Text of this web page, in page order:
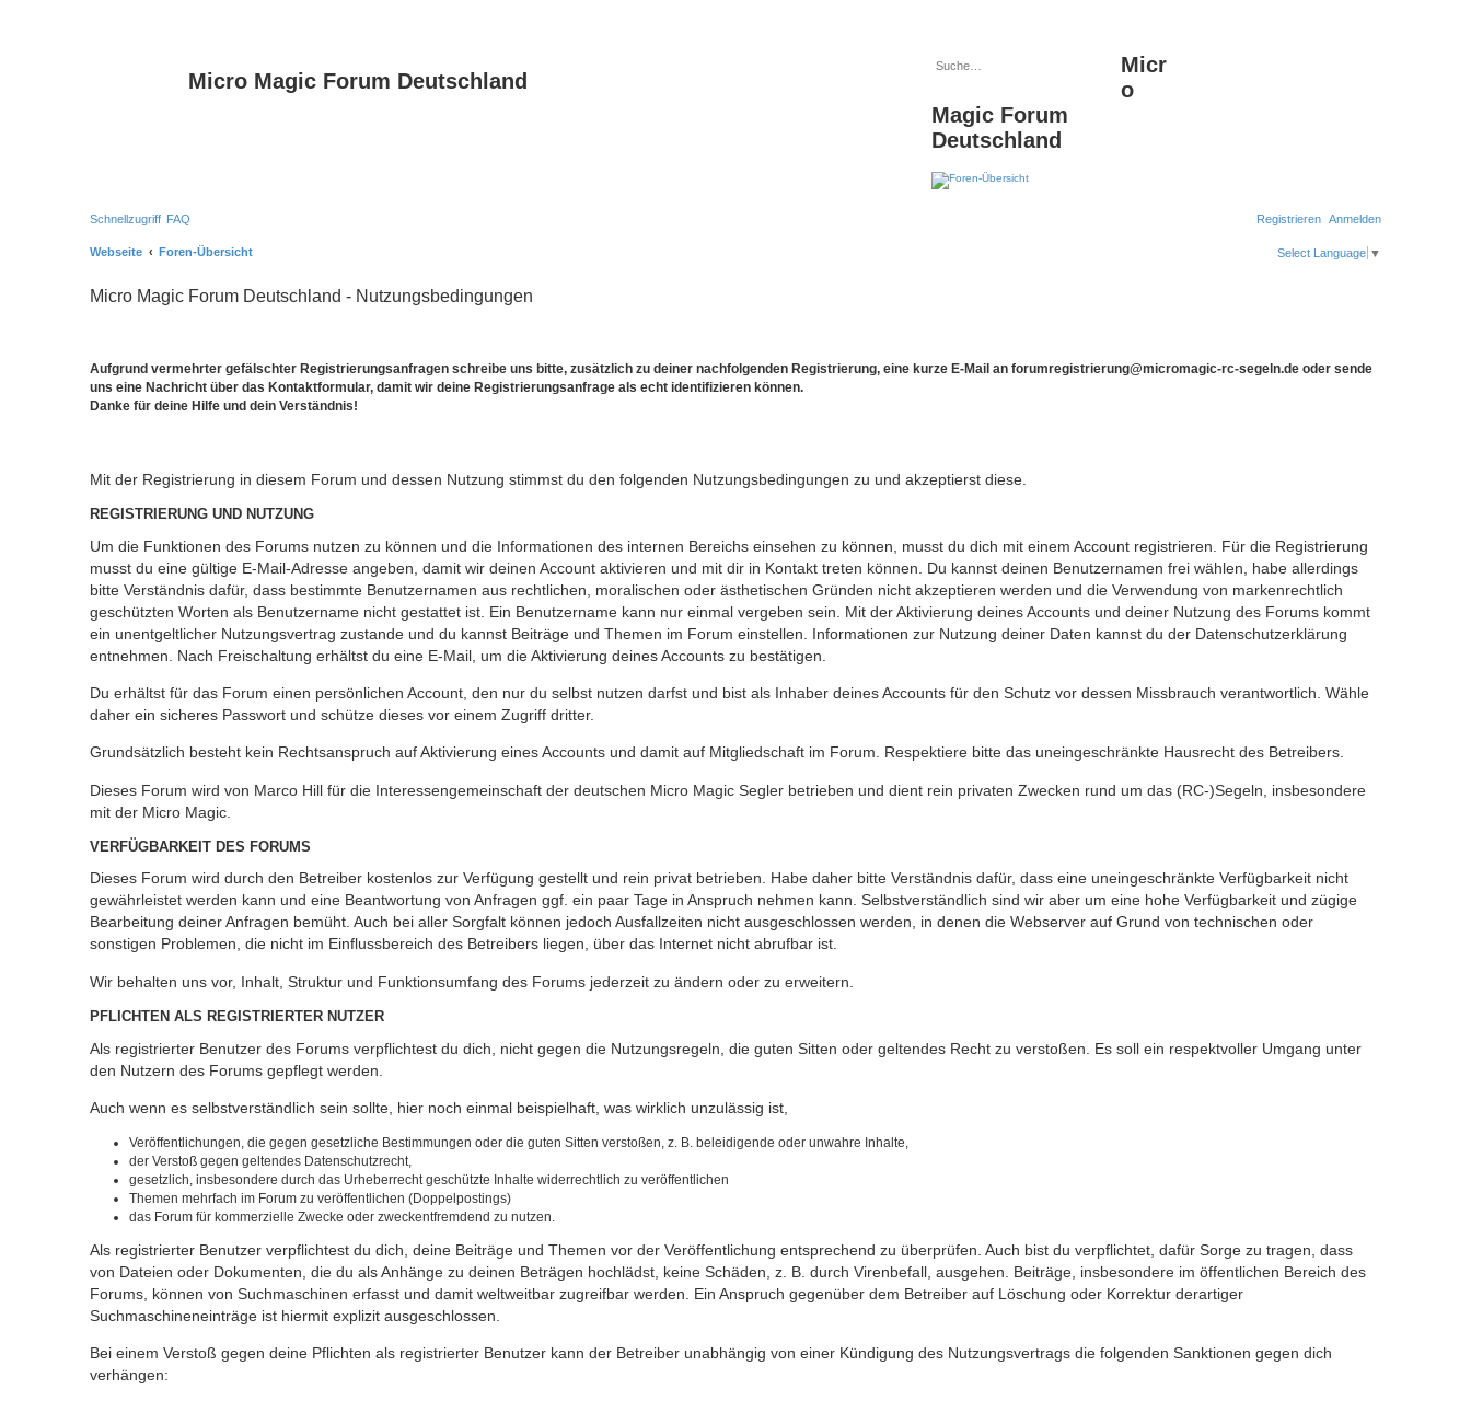
Micro Magic Forum Deutschland
Suche
Erweiterte Suche
Micr
o
Magic Forum
Deutschland
Schnellzugriff FAQ Anmelden
Registrieren
Webseite Foren-Übersicht Select Language ▼
Micro Magic Forum Deutschland - Nutzungsbedingungen
Aufgrund vermehrter gefälschter Registrierungsanfragen schreibe uns bitte, zusätzlich zu deiner nachfolgenden Registrierung, eine kurze E-Mail an forumregistrierung@micromagic-rc-segeln.de oder sende
uns eine Nachricht über das Kontaktformular, damit wir deine Registrierungsanfrage als echt identifizieren können.
Danke für deine Hilfe und dein Verständnis!
Mit der Registrierung in diesem Forum und dessen Nutzung stimmst du den folgenden Nutzungsbedingungen zu und akzeptierst diese.
REGISTRIERUNG UND NUTZUNG
Um die Funktionen des Forums nutzen zu können und die Informationen des internen Bereichs einsehen zu können, musst du dich mit einem Account registrieren. Für die Registrierung
musst du eine gültige E-Mail-Adresse angeben, damit wir deinen Account aktivieren und mit dir in Kontakt treten können. Du kannst deinen Benutzernamen frei wählen, habe allerdings
bitte Verständnis dafür, dass bestimmte Benutzernamen aus rechtlichen, moralischen oder ästhetischen Gründen nicht akzeptieren werden und die Verwendung von markenrechtlich
geschützten Worten als Benutzername nicht gestattet ist. Ein Benutzername kann nur einmal vergeben sein. Mit der Aktivierung deines Accounts und deiner Nutzung des Forums kommt
ein unentgeltlicher Nutzungsvertrag zustande und du kannst Beiträge und Themen im Forum einstellen. Informationen zur Nutzung deiner Daten kannst du der Datenschutzerklärung
entnehmen. Nach Freischaltung erhältst du eine E-Mail, um die Aktivierung deines Accounts zu bestätigen.
Du erhältst für das Forum einen persönlichen Account, den nur du selbst nutzen darfst und bist als Inhaber deines Accounts für den Schutz vor dessen Missbrauch verantwortlich. Wähle
daher ein sicheres Passwort und schütze dieses vor einem Zugriff dritter.
Grundsätzlich besteht kein Rechtsanspruch auf Aktivierung eines Accounts und damit auf Mitgliedschaft im Forum. Respektiere bitte das uneingeschränkte Hausrecht des Betreibers.
Dieses Forum wird von Marco Hill für die Interessengemeinschaft der deutschen Micro Magic Segler betrieben und dient rein privaten Zwecken rund um das (RC-)Segeln, insbesondere
mit der Micro Magic.
VERFÜGBARKEIT DES FORUMS
Dieses Forum wird durch den Betreiber kostenlos zur Verfügung gestellt und rein privat betrieben. Habe daher bitte Verständnis dafür, dass eine uneingeschränkte Verfügbarkeit nicht
gewährleistet werden kann und eine Beantwortung von Anfragen ggf. ein paar Tage in Anspruch nehmen kann. Selbstverständlich sind wir aber um eine hohe Verfügbarkeit und zügige
Bearbeitung deiner Anfragen bemüht. Auch bei aller Sorgfalt können jedoch Ausfallzeiten nicht ausgeschlossen werden, in denen die Webserver auf Grund von technischen oder
sonstigen Problemen, die nicht im Einflussbereich des Betreibers liegen, über das Internet nicht abrufbar ist.
Wir behalten uns vor, Inhalt, Struktur und Funktionsumfang des Forums jederzeit zu ändern oder zu erweitern.
PFLICHTEN ALS REGISTRIERTER NUTZER
Als registrierter Benutzer des Forums verpflichtest du dich, nicht gegen die Nutzungsregeln, die guten Sitten oder geltendes Recht zu verstoßen. Es soll ein respektvoller Umgang unter
den Nutzern des Forums gepflegt werden.
Auch wenn es selbstverständlich sein sollte, hier noch einmal beispielhaft, was wirklich unzulässig ist,
Veröffentlichungen, die gegen gesetzliche Bestimmungen oder die guten Sitten verstoßen, z. B. beleidigende oder unwahre Inhalte,
der Verstoß gegen geltendes Datenschutzrecht,
gesetzlich, insbesondere durch das Urheberrecht geschützte Inhalte widerrechtlich zu veröffentlichen
Themen mehrfach im Forum zu veröffentlichen (Doppelpostings)
das Forum für kommerzielle Zwecke oder zweckentfremdend zu nutzen.
Als registrierter Benutzer verpflichtest du dich, deine Beiträge und Themen vor der Veröffentlichung entsprechend zu überprüfen. Auch bist du verpflichtet, dafür Sorge zu tragen, dass
von Dateien oder Dokumenten, die du als Anhänge zu deinen Beträgen hochlädst, keine Schäden, z. B. durch Virenbefall, ausgehen. Beiträge, insbesondere im öffentlichen Bereich des
Forums, können von Suchmaschinen erfasst und damit weltweitbar zugreifbar werden. Ein Anspruch gegenüber dem Betreiber auf Löschung oder Korrektur derartiger
Suchmaschineneinträge ist hiermit explizit ausgeschlossen.
Bei einem Verstoß gegen deine Pflichten als registrierter Benutzer kann der Betreiber unabhängig von einer Kündigung des Nutzungsvertrags die folgenden Sanktionen gegen dich
verhängen: